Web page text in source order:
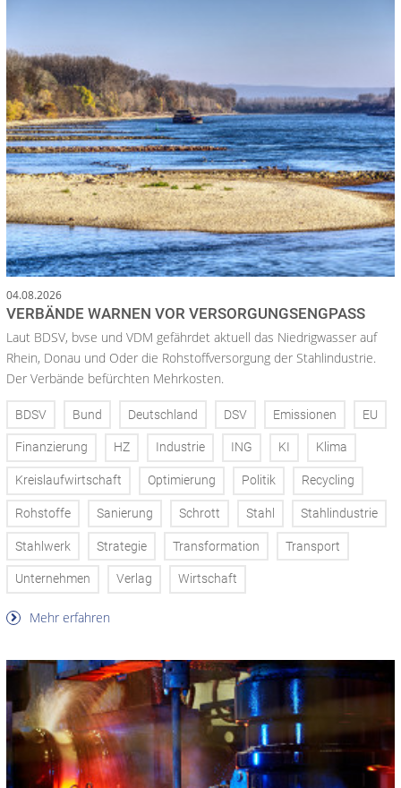
04.08.2026
VERBÄNDE WARNEN VOR VERSORGUNGSENGPASS
Laut BDSV, bvse und VDM gefährdet aktuell das Niedrigwasser auf
Rhein, Donau und Oder die Rohstoffversorgung der Stahlindustrie.
Der Verbände befürchten Mehrkosten.
BDSV Bund Deutschland DSV Emissionen EU
Finanzierung HZ Industrie ING KI Klima
Kreislaufwirtschaft Optimierung Politik Recycling
Rohstoffe Sanierung Schrott Stahl Stahlindustrie
Stahlwerk Strategie Transformation Transport
Unternehmen Verlag Wirtschaft
Mehr erfahren